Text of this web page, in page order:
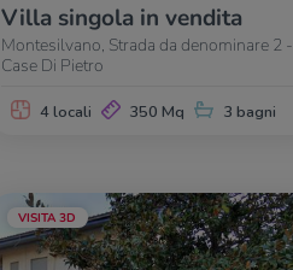
Villa singola in vendita
Montesilvano, Strada da denominare 2 -
Case Di Pietro
4 locali 350 Mq 3 bagni
VISITA 3D